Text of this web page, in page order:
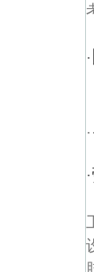
·
·